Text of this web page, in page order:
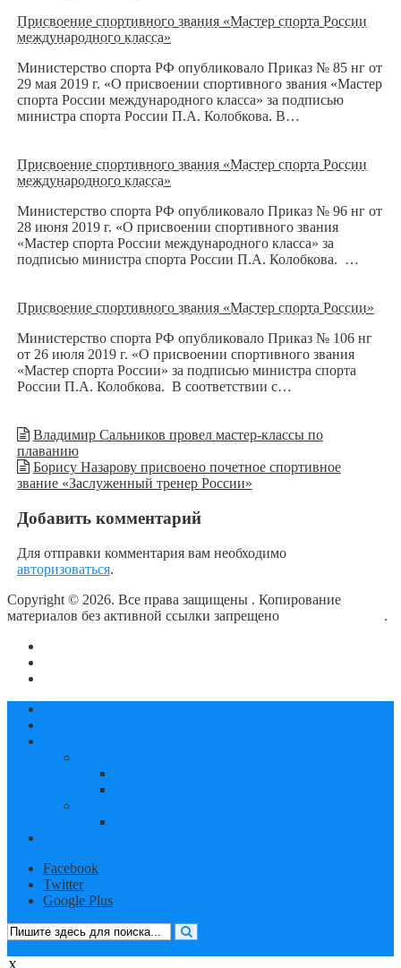
Присвоение спортивного звания «Мастер спорта России
международного класса»
Министерство спорта РФ опубликовало Приказ № 85 нг от
29 мая 2019 г. «О присвоении спортивного звания «Мастер
спорта России международного класса» за подписью
министра спорта России П.А. Колобкова. В…
Присвоение спортивного звания «Мастер спорта России
международного класса»
Министерство спорта РФ опубликовало Приказ № 96 нг от
28 июня 2019 г. «О присвоении спортивного звания
«Мастер спорта России международного класса» за
подписью министра спорта России П.А. Колобкова. …
Присвоение спортивного звания «Мастер спорта России»
Министерство спорта РФ опубликовало Приказ № 106 нг
от 26 июля 2019 г. «О присвоении спортивного звания
«Мастер спорта России» за подписью министра спорта
России П.А. Колобкова. В соответствии с…
Владимир Сальников провел мастер-классы по
плаванию
Борису Назарову присвоено почетное спортивное
звание «Заслуженный тренер России»
Добавить комментарий
Для отправки комментария вам необходимо
авторизоваться.
Copyright © 2026. Все права защищены . Копирование
материалов без активной ссылки запрещено
.
Facebook
Twitter
Google Plus